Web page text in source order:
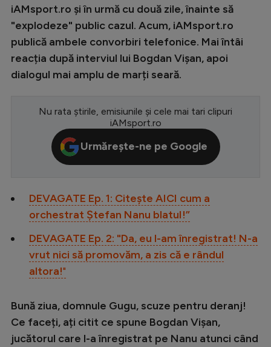
Ligue 1
Campionate
EURO 2024
Clasamente
Handbal
Formula 1
Rugby
Ciclism
iAMsport.ro și în urmă cu două zile, înainte să
"explodeze" public cazul. Acum, iAMsport.ro
publică ambele convorbiri telefonice. Mai întâi
reacția după interviul lui Bogdan Vișan, apoi
dialogul mai amplu de marți seară.
Nu rata știrile, emisiunile și cele mai tari clipuri
iAMsport.ro
Urmărește-ne pe Google
DEVAGATE Ep. 1: Citește AICI cum a
orchestrat Ștefan Nanu blatuI!”
DEVAGATE Ep. 2: "Da, eu l-am înregistrat! N-a
vrut nici să promovăm, a zis că e rândul
altora!"
Bună ziua, domnule Gugu, scuze pentru deranj!
Ce faceți, ați citit ce spune Bogdan Vișan,
jucătorul care l-a înregistrat pe Nanu atunci când